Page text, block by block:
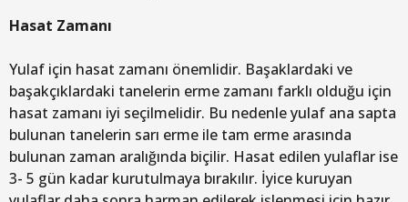
Hasat Zamanı
Yulaf için hasat zamanı önemlidir. Başaklardaki ve
başakçıklardaki tanelerin erme zamanı farklı olduğu için
hasat zamanı iyi seçilmelidir. Bu nedenle yulaf ana sapta
bulunan tanelerin sarı erme ile tam erme arasında
bulunan zaman aralığında biçilir. Hasat edilen yulaflar ise
3- 5 gün kadar kurutulmaya bırakılır. İyice kuruyan